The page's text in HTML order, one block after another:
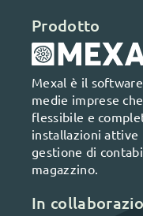
Prodotto
Mexal è il
medie imprese
flessibile e
installazioni attive
gestione di
magazzino.
In